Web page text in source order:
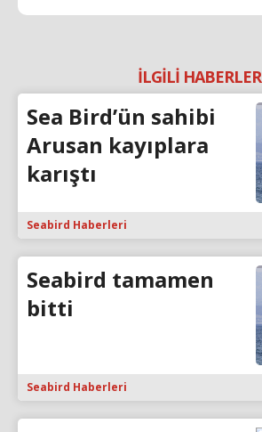
İLGİLİ HABERLER
Sea Bird’ün sahibi
Arusan kayıplara
karıştı
Seabird Haberleri
Seabird tamamen
bitti
Seabird Haberleri